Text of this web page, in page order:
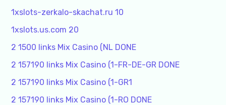
1xslots-zerkalo-skachat.ru 10
1xslots.us.com 20
2 1500 links Mix Casino (NL DONE
2 157190 links Mix Casino (1-FR-DE-GR DONE
2 157190 links Mix Casino (1-GR1
2 157190 links Mix Casino (1-RO DONE